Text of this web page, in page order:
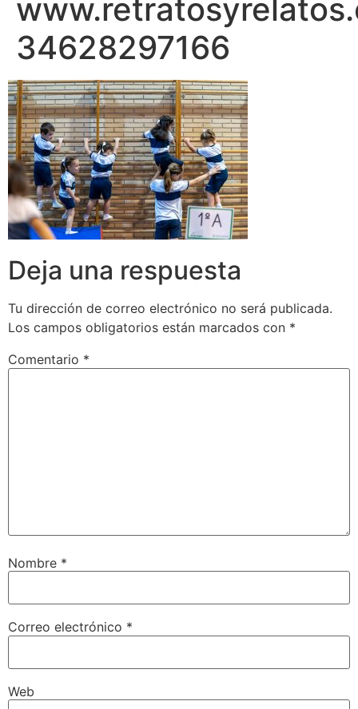
34628297166
Deja una respuesta
Tu dirección de correo electrónico no será publicada.
Los campos obligatorios están marcados con *
Comentario *
Nombre *
Correo electrónico *
Web